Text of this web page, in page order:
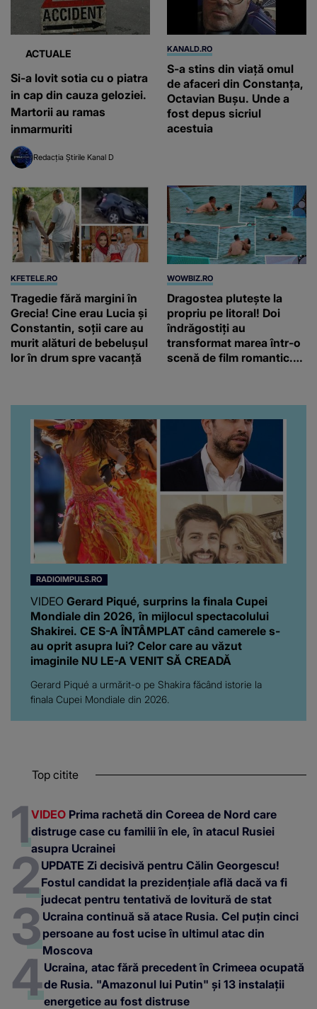
Si-a lovit sotia cu o piatra
in cap din cauza geloziei.
Martorii au ramas
Redacția Știrile Kanal D
S-a stins din viață omul
de afaceri din Constanța,
Octavian Bușu. Unde a
fost depus sicriul
acestuia
KFETELE.RO
Tragedie fără margini în
Grecia! Cine erau Lucia și
Constantin, soții care au
murit alături de bebelușul
lor în drum spre vacanță
WOWBIZ.RO
Dragostea plutește la
propriu pe litoral! Doi
îndrăgostiți au
transformat marea într-o
scenă de film romantic.
Turiștii prezenți s-au uitat
de două ori
RADIOIMPULS.RO
VIDEOGerard Piqué, surprins la finala Cupei
Mondiale din 2026, în mijlocul spectacolului
au oprit asupra lui? Celor care au văzut
imaginile NU LE-A VENIT SĂ CREADĂ
Gerard Piqué a urmărit-o pe Shakira făcând istorie la
finala Cupei Mondiale din 2026.
distruge case cu familii în ele, în atacul Rusiei
Fostul candidat la prezidențiale află dacă va fi
judecat pentru tentativă de lovitură de stat
Ucraina continuă să atace Rusia. Cel puțin cinci
persoane au fost ucise în ultimul atac din
Moscova
Ucraina, atac fără precedent în Crimeea ocupată
de Rusia. "Amazonul lui Putin" și 13 instalații
energetice au fost distruse
Parteneri